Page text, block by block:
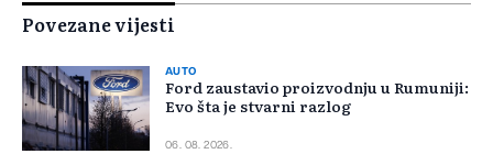
Povezane vijesti
AUTO
Ford zaustavio proizvodnju u Rumuniji:
Evo šta je stvarni razlog
06. 08. 2026.